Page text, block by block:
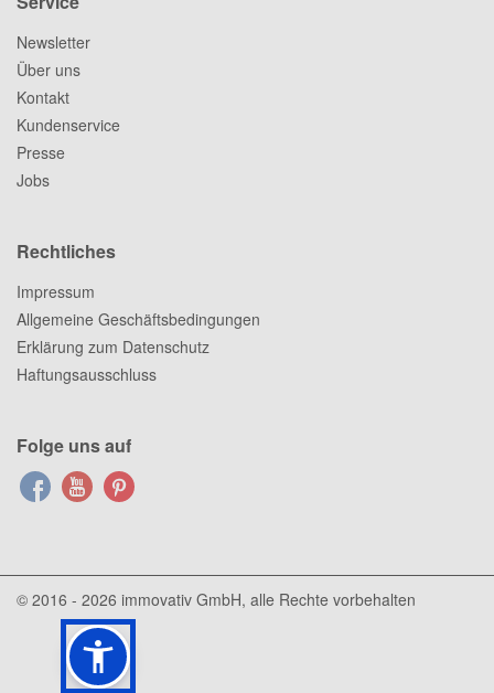
Newsletter
Über uns
Kontakt
Kundenservice
Presse
Jobs
Rechtliches
Impressum
Allgemeine Geschäftsbedingungen
Erklärung zum Datenschutz
Haftungsausschluss
Folge uns auf
© 2016 - 2026 immovativ GmbH, alle Rechte vorbehalten